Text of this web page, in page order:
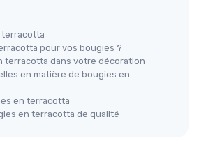
terracotta
pour vos bougies ?
terracotta dans votre décoration
en matière de bougies en
en terracotta
en terracotta de qualité